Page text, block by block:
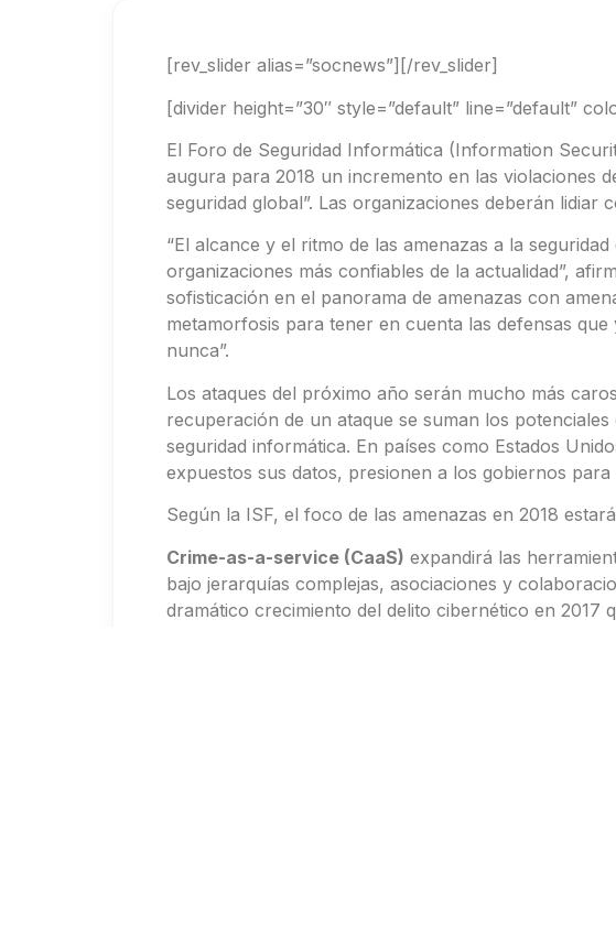
[rev_slider alias=”socnews”][/rev_slider]
[divider height=”30″ style=”default” line=”default”
El Foro de Seguridad Informática (Information
augura para 2018 un incremento en las violaciones
seguridad global”. Las organizaciones deberán lidiar
“El alcance y el ritmo de las amenazas a la
organizaciones más confiables de la actualidad”,
sofisticación en el panorama de amenazas con
metamorfosis para tener en cuenta las defensas
nunca”.
Los ataques del próximo año serán mucho más
recuperación de un ataque se suman los
seguridad informática. En países como Estados
expuestos sus datos, presionen a los gobiernos
Según la ISF, el foco de las amenazas en 2018
Crime-as-a-service (CaaS) expandirá las
bajo jerarquías complejas, asociaciones y
dramático crecimiento del delito cibernético en 2017